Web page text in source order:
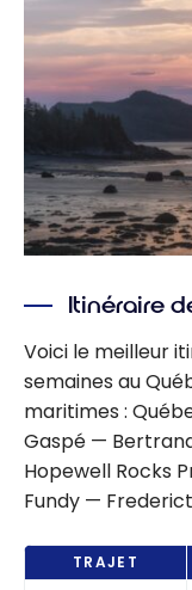
Itinéraire
Voici le meilleur
semaines au
maritimes :
Gaspé —
Hopewell Rocks
Fundy —
TRAJET